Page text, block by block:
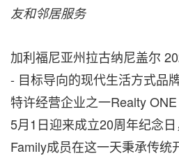
友和邻居服务
加利福尼亚州拉古纳尼盖尔
- 目标导向的现代生活方式品
特许经营企业之一Realty
5月1日迎来成立20周年纪念
Family成员在这一天秉承传统